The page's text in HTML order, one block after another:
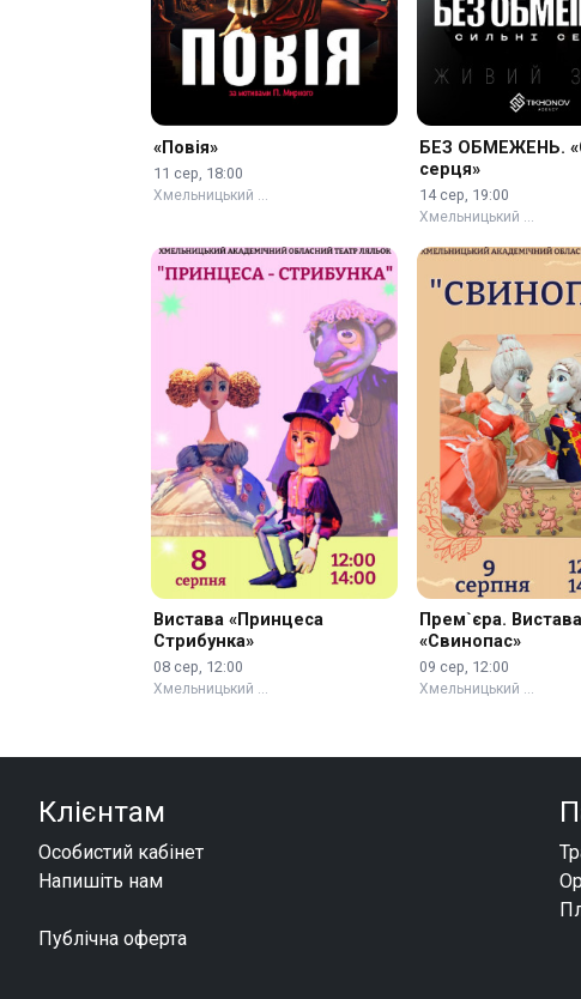
«Повія»
11 сер, 18:00
Хмельницький …
БЕЗ ОБМЕЖЕНЬ.
серця»
14 сер, 19:00
Хмельницький …
Вистава «Принцеса
Стрибунка»
08 сер, 12:00
Хмельницький …
Прем`єра. Вистава
«Свинопас»
09 сер, 12:00
Хмельницький …
Клієнтам
Особистий кабінет
Напишіть нам
Публічна оферта